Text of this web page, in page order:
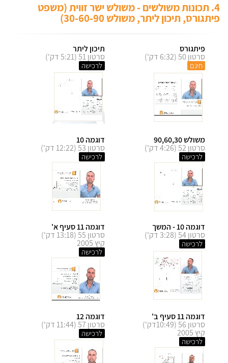
4. תכונות משולשים - משולש ישר זווית (משפט
פיתגורס, תיכון ליתר, משולש 30-60-90)
פיתגורס
סרטון 50 (6:32 דק')
חינם
תיכון ליתר
סרטון 51 (5:21 דק')
לרכישה
משולש 90,60,30
סרטון 52 (4:26 דק')
לרכישה
דוגמה 10
סרטון 53 (12:22 דק')
לרכישה
דוגמה 10 - המשך
סרטון 54 (3:28 דק')
לרכישה
דוגמה 11 סעיף א'
סרטון 55 (13:18 דק')
קיץ 2005
לרכישה
דוגמה 11 סעיף ב'
סרטון 56 (10:49דק')
קיץ 2005
לרכישה
דוגמה 12
סרטון 57 (11:44 דק')
לרכישה